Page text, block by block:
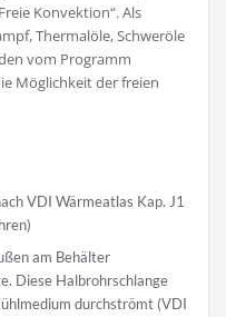
Konvektion“. Als
Thermalöle, Schweröle
vom Programm
Möglichkeit der freien
VDI Wärmeatlas Kap. J1
am Behälter
Diese Halbrohrschlange
durchströmt (VDI